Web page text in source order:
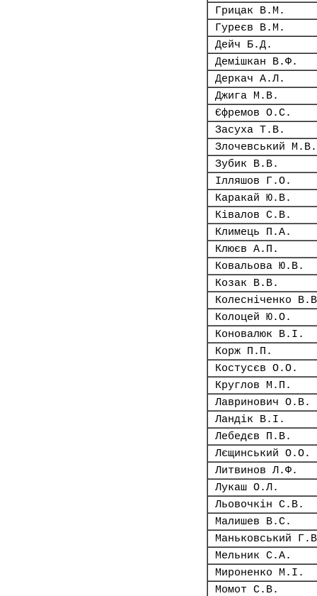
Грицак В.М.
Гуреєв В.М.
Дейч Б.Д.
Демішкан В.Ф.
Деркач А.Л.
Джига М.В.
Єфремов О.С.
Засуха Т.В.
Злочевський М.В.
Зубик В.В.
Ілляшов Г.О.
Каракай Ю.В.
Ківалов С.В.
Климець П.А.
Клюєв А.П.
Ковальова Ю.В.
Козак В.В.
Колесніченко
Колоцей Ю.О.
Коновалюк В.І.
Корж П.П.
Костусєв О.О.
Круглов М.П.
Лавринович О.В.
Ландік В.І.
Лебедєв П.В.
Лєщинський О.О.
Литвинов Л.Ф.
Лукаш О.Л.
Льовочкін С.В.
Малишев В.С.
Маньковський
Мельник С.А.
Мироненко М.І.
Момот С.В.